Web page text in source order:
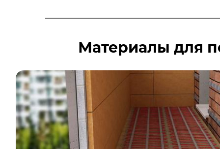
Материалы для